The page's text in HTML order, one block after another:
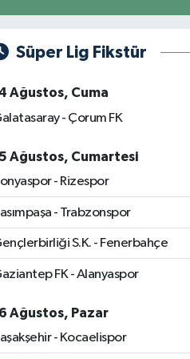
Süper Lig Fikstür
Ağustos, Cuma
- Çorum FK
Ağustos, Cumartesi
- Rizespor
- Trabzonspor
S.K. - Fenerbahçe
FK - Alanyaspor
Ağustos, Pazar
- Kocaelispor